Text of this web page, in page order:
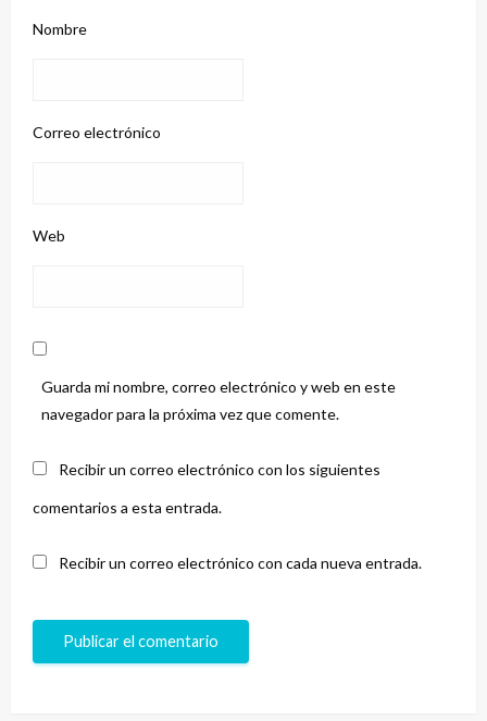
Nombre
Correo electrónico
Web
Guarda mi nombre, correo electrónico y web en este
navegador para la próxima vez que comente.
Recibir un correo electrónico con los siguientes
comentarios a esta entrada.
Recibir un correo electrónico con cada nueva entrada.